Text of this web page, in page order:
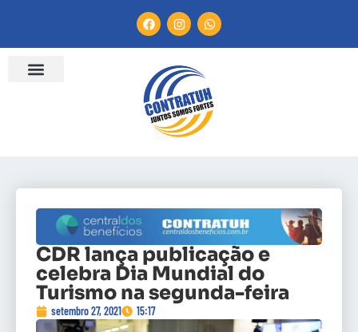
CDR lança publicação e
celebra Dia Mundial do
Turismo na segunda-feira
setembro 27, 2021 15:17